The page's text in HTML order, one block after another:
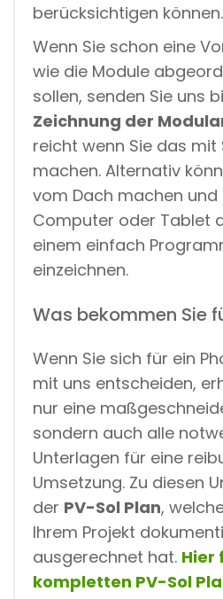
berücksichtigen können.
Wenn Sie schon eine
wie die Module
sollen, senden Sie uns
Zeichnung der
reicht wenn Sie das mit
machen. Alternativ
vom Dach machen
Computer oder Tablet
einem einfach
einzeichnen.
Was bekommen Sie
Wenn Sie sich für ein
mit uns entscheiden,
nur eine
sondern auch alle
Unterlagen für eine
Umsetzung. Zu diesen
der PV-Sol Plan,
Ihrem Projekt
ausgerechnet hat. Hier
kompletten PV-Sol